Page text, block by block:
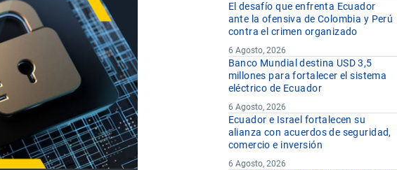
El desafío que enfrenta Ecuador
ante la ofensiva de Colombia y Perú
contra el crimen organizado
6 Agosto, 2026
Banco Mundial destina USD 3,5
millones para fortalecer el sistema
eléctrico de Ecuador
6 Agosto, 2026
Ecuador e Israel fortalecen su
alianza con acuerdos de seguridad,
comercio e inversión
6 Agosto, 2026